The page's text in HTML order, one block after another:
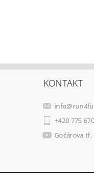
KONTAKT
info@
+420 775
Gočárova tř.